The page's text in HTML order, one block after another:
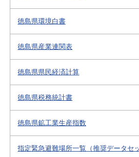
徳島県環境白書
徳島県産業連関表
徳島県県民経済計算
徳島県税務統計書
徳島県鉱工業生産指数
指定緊急避難場所一覧（推奨データセッ